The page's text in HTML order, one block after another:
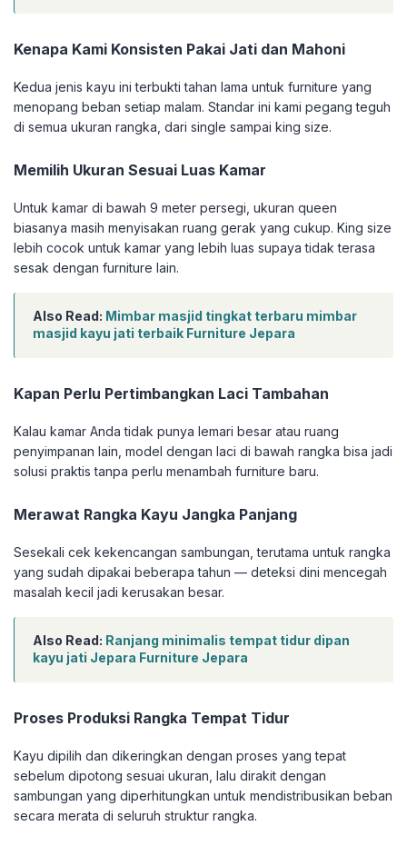
Kenapa Kami Konsisten Pakai Jati dan Mahoni
Kedua jenis kayu ini terbukti tahan lama untuk furniture yang
menopang beban setiap malam. Standar ini kami pegang teguh
di semua ukuran rangka, dari single sampai king size.
Memilih Ukuran Sesuai Luas Kamar
Untuk kamar di bawah 9 meter persegi, ukuran queen
biasanya masih menyisakan ruang gerak yang cukup. King size
lebih cocok untuk kamar yang lebih luas supaya tidak terasa
sesak dengan furniture lain.
Also Read: Mimbar masjid tingkat terbaru mimbar
masjid kayu jati terbaik Furniture Jepara
Kapan Perlu Pertimbangkan Laci Tambahan
Kalau kamar Anda tidak punya lemari besar atau ruang
penyimpanan lain, model dengan laci di bawah rangka bisa jadi
solusi praktis tanpa perlu menambah furniture baru.
Merawat Rangka Kayu Jangka Panjang
Sesekali cek kekencangan sambungan, terutama untuk rangka
yang sudah dipakai beberapa tahun — deteksi dini mencegah
masalah kecil jadi kerusakan besar.
Also Read: Ranjang minimalis tempat tidur dipan
kayu jati Jepara Furniture Jepara
Proses Produksi Rangka Tempat Tidur
Kayu dipilih dan dikeringkan dengan proses yang tepat
sebelum dipotong sesuai ukuran, lalu dirakit dengan
sambungan yang diperhitungkan untuk mendistribusikan beban
secara merata di seluruh struktur rangka.